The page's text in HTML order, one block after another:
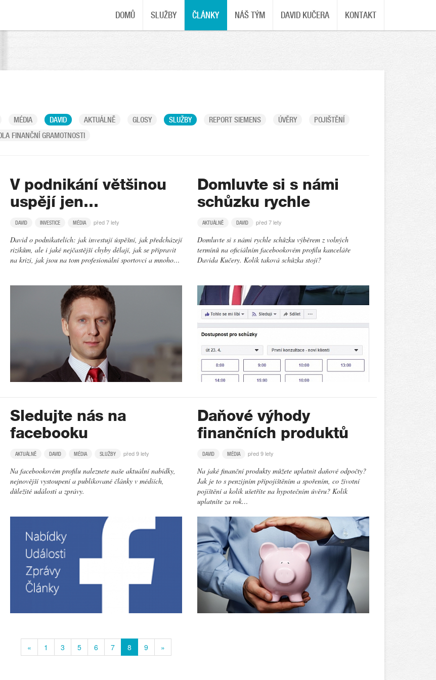
DOMŮ SLUŽBY ČLÁNKY NÁŠ TÝM DAVID KUČERA KONTAKT
MÉDIA DAVID AKTUÁLNĚ GLOSY SLUŽBY REPORT SIEMENS ÚVĚRY
POJIŠTĚNÍ
FINANČNÍ GRAMOTNOSTI
V podnikání většinou
uspějí jen…
DAVID INVESTICE MÉDIA před 7 lety
David o podnikatelích: jak investují úspěšní, jak předcházejí
rizikům, ale i jaké nejčastější chyby dělají, jak se připravit
na krizi, jak jsou na tom profesionální sportovci a mnoho…
Domluvte si s námi
schůzku rychle
AKTUÁLNĚ DAVID před 7 lety
Domluvte si s námi rychle schůzku výběrem z volných
termínů na oficiálním facebookovém profilu kanceláře
Davida Kučery. Kolik taková schůzka stojí?
Sledujte nás na
facebooku
AKTUÁLNĚ DAVID MÉDIA SLUŽBY před 9 lety
Na facebookovém profilu naleznete naše aktuální nabídky,
nejnovější vystoupení a publikované články v médiích,
důležité události a zprávy.
Daňové výhody
finančních produktů
DAVID MÉDIA před 9 lety
Na jaké finanční produkty můžete uplatnit daňové odpočty?
Jak je to s penzijním připojištěním a spořením, co životní
pojištění a kolik ušetříte na hypotečním úvěru? Kolik
uplatníte za rok…
« 1 3 5 6 7 8 9 »